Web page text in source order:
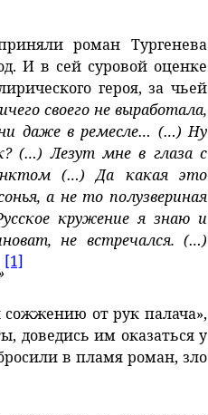
роман Тургенева
И в сей суровой оценке
героя, за чьей
своего не выработала,
ни даже в ремесле… (…) Ну
(…) Лезут мне в глаза с
(…) Да какая это
а не то полузвериная
кружение я знаю и
не встречался. (…)
[1]
сожжению от рук палача»,
доведись им оказаться у
в пламя роман, зло